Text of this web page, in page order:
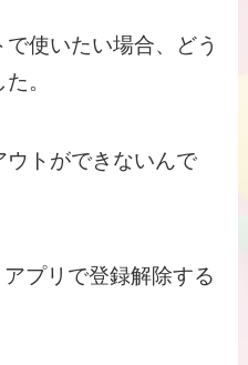
使いたい場合、どう
。
ウトができないんで
プリで登録解除する